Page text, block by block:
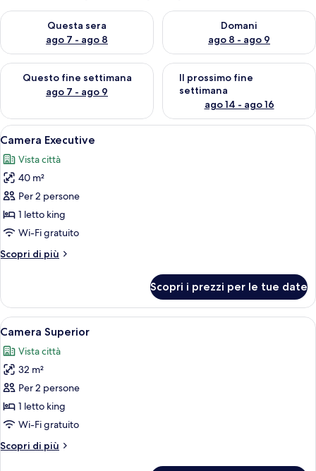
Questa sera
ago 7 - ago 8
Verifica la disponibilità per questa sera, ago 7 - ago 8
Domani
ago 8 - ago 9
Verifica la disponibilità per
Questo fine settimana
ago 7 - ago 9
Verifica la disponibilità per questo fine settimana, ago 7 - ago
Il prossimo fine
settimana
ago 14 - ago 16
Verifica la disponibilità per il
Apri
tutte
le
foto
per
Camera
Executive
Camera Executive | Minibar (con
16
Camera Executive
Vista città
40 m²
Per 2 persone
1 letto king
Wi-Fi gratuito
Scopri di più
Altri
Executive
Scopri i prezzi per le tue date
Apri
tutte
le
foto
per
Camera
Superior
Camera Superior | Minibar (con
14
Camera Superior
Vista città
32 m²
Per 2 persone
1 letto king
Wi-Fi gratuito
Scopri di più
Altri